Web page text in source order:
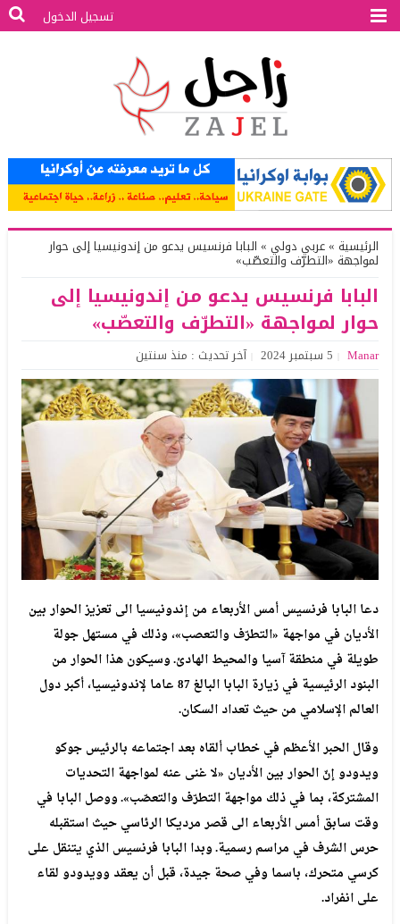
تسجيل الدخول
الرئيسية »عربي دولي »البابا فرنسيس يدعو من إندونيسيا إلى حوار
لمواجهة «التطرّف والتعصّب»
البابا فرنسيس يدعو من إندونيسيا إلى
حوار لمواجهة «التطرّف والتعصّب»
Manar 5 سبتمبر 2024 آخر تحديث : منذ سنتين
دعا البابا فرنسيس أمس الأربعاء من إندونيسيا الى تعزيزالحوار بين
الأديان في مواجهة «التطرّف والتعصب»، وذلك في مستهل جولة
طويلة في منطقةآسيا والمحيط الهادئ.وسيكون هذا الحوار من
البنود الرئيسية في زيارة البابا البالغ87 عاما لإندونيسيا، أكبردول
العالم الإسلامي من حيث تعداد السكان.
وقال الحبرالأعظم في خطاب ألقاه بعد اجتماعه بالرئيس جوكو
ويدودو إنّ الحوار بين الأديان «لا غنى عنه لمواجهة التحديات
المشتركة، بما في ذلك مواجهة التطرّف والتعصّب».ووصل البابا في
وقت سابق أمس الأربعاء الى قصر مرديكا الرئاسي حيث استقبله
حرس الشرف في مراسم رسمية.وبدا البابا فرنسيس الذي يتنقل على
كرسي متحرك، باسما وفي صحة جيدة، قبل أن يعقد وويدودو لقاء
على انفراد.